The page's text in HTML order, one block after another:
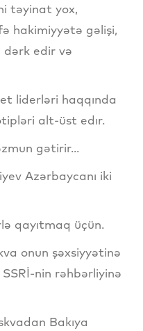
təyinat yox,
hakimiyyətə gəlişi,
dərk edir və
liderləri haqqında
alt-üst edır.
gətirir...
Azərbaycanı iki
qayıtmaq üçün.
onun şəxsiyyətinə
nin rəhbərliyinə
Bakıya